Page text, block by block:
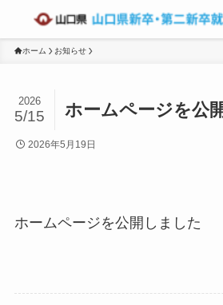
ホーム お知らせ
ホームページを公
2026
5/15
2026年5月19日
ホームページを公開しました